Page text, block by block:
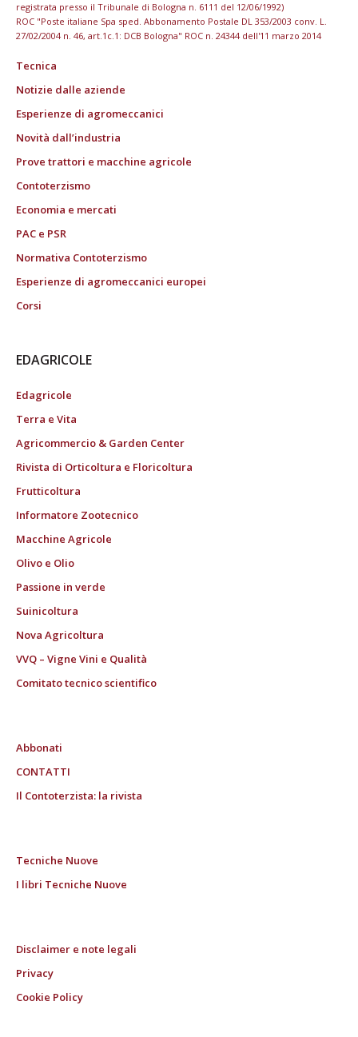
registrata presso il Tribunale di Bologna n. 6111 del 12/06/1992)
ROC "Poste italiane Spa sped. Abbonamento Postale DL 353/2003 conv. L.
27/02/2004 n. 46, art.1c.1: DCB Bologna" ROC n. 24344 dell'11 marzo 2014
Tecnica
Notizie dalle aziende
Esperienze di agromeccanici
Novità dall’industria
Prove trattori e macchine agricole
Contoterzismo
Economia e mercati
PAC e PSR
Normativa Contoterzismo
Esperienze di agromeccanici europei
Corsi
EDAGRICOLE
Edagricole
Terra e Vita
Agricommercio & Garden Center
Rivista di Orticoltura e Floricoltura
Frutticoltura
Informatore Zootecnico
Macchine Agricole
Olivo e Olio
Passione in verde
Suinicoltura
Nova Agricoltura
VVQ – Vigne Vini e Qualità
Comitato tecnico scientifico
Abbonati
CONTATTI
Il Contoterzista: la rivista
Tecniche Nuove
I libri Tecniche Nuove
Disclaimer e note legali
Privacy
Cookie Policy